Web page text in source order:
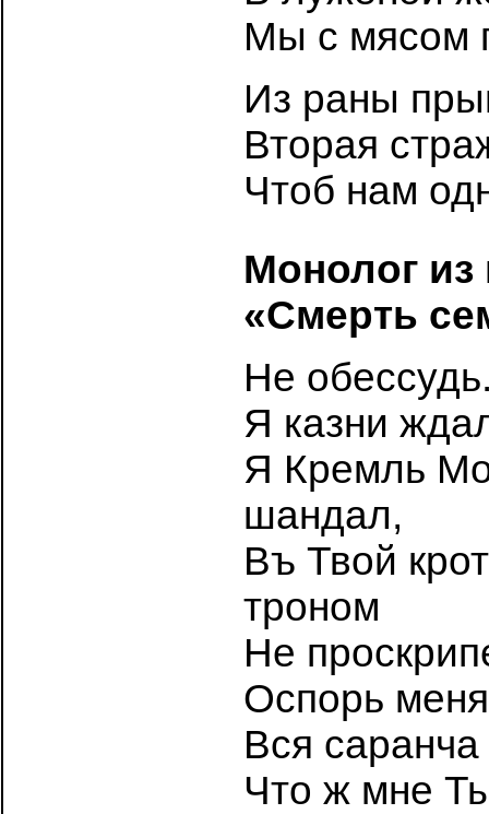
Мы с мясом
Из раны
Вторая
Чтоб нам
Монолог из
«Смерть
Не
Я казни
Я Кремль
шандал,
Въ Твой
троном
Не
Оспорь
Вся
Что ж мнe